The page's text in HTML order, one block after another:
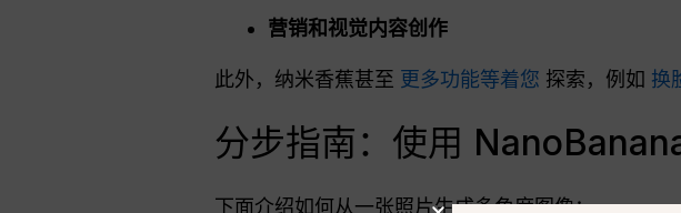
营销和视觉内容创作
此外，纳米香蕉甚至 更多功能等着您 探索，例如 换
分步指南：使用
下面介绍如何从一张照片生成多角度图像：